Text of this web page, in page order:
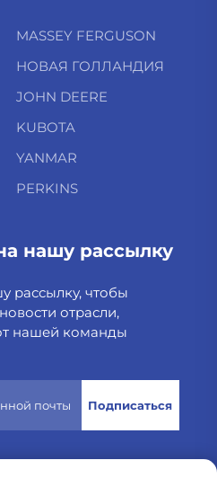
MASSEY FERGUSON
НОВАЯ ГОЛЛАНДИЯ
JOHN DEERE
KUBOTA
YANMAR
PERKINS
нашу рассылку
рассылку, чтобы
отрасли,
нашей команды
Подписаться